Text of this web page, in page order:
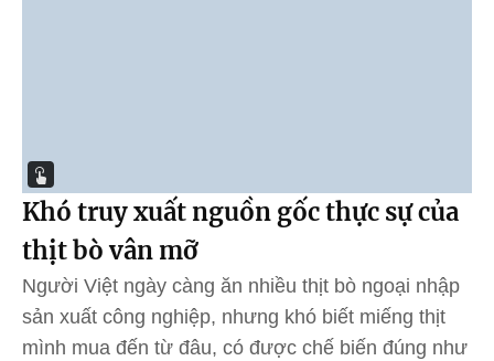
Khó truy xuất nguồn gốc thực sự của
thịt bò vân mỡ
Người Việt ngày càng ăn nhiều thịt bò ngoại nhập
sản xuất công nghiệp, nhưng khó biết miếng thịt
mình mua đến từ đâu, có được chế biến đúng như